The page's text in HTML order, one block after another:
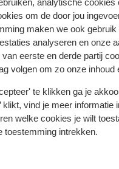
analytische
om de door jou
maken we ook
analyseren en onze
van eerste en derde partij
volgen om zo onze
te klikken ga je
klikt, vind je meer
welke cookies je wilt
toestemming intrekken.
9.1 Excellent
Traduire en
Anonyme Groupes